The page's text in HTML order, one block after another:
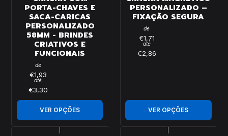
PORTA-CHAVES E
SACA-CARICAS
PERSONALIZADO
58MM - BRINDES
CRIATIVOS E
FUNCIONAIS
de
€1,93
até
€3,30
VER OPÇÕES
PERSONALIZADO –
FIXAÇÃO SEGURA
de
€1,71
até
€2,86
VER OPÇÕES